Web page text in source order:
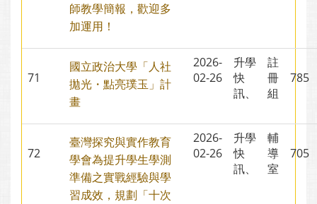
師教學簡報，歡迎多
加運用！
71
國立政治大學「人社
拋光・點亮璞玉」計
畫
2026-
02-26
升學
快
訊、
註
冊
組
72
臺灣探究與實作教育
學會為提升學生學測
準備之實戰經驗與學
習成效，規劃「十次
2026-
02-26
升學
快
訊、
輔
導
室